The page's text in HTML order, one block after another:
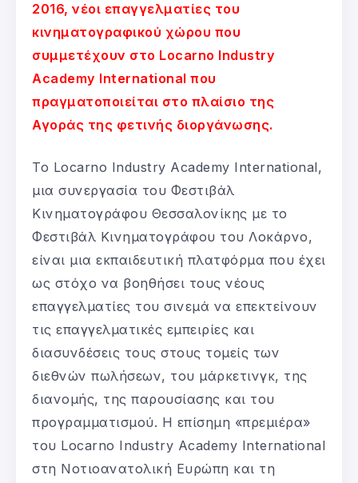
2016, νέοι επαγγελματίες του
κινηματογραφικού χώρου που
συμμετέχουν στο Locarno Industry
Academy International που
πραγματοποιείται στο πλαίσιο της
Αγοράς της φετινής διοργάνωσης.
Το Locarno Industry Academy International,
μια συνεργασία του Φεστιβάλ
Κινηματογράφου Θεσσαλονίκης με το
Φεστιβάλ Κινηματογράφου του Λοκάρνο,
είναι μια εκπαιδευτική πλατφόρμα που έχει
ως στόχο να βοηθήσει τους νέους
επαγγελματίες του σινεμά να επεκτείνουν
τις επαγγελματικές εμπειρίες και
διασυνδέσεις τους στους τομείς των
διεθνών πωλήσεων, του μάρκετινγκ, της
διανομής, της παρουσίασης και του
προγραμματισμού. Η επίσημη «πρεμιέρα»
του Locarno Industry Academy International
στη Νοτιοανατολική Ευρώπη και τη